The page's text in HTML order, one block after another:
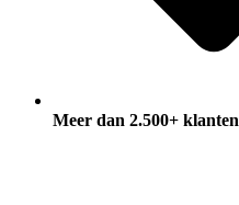
Meer dan 2.500+ klanten